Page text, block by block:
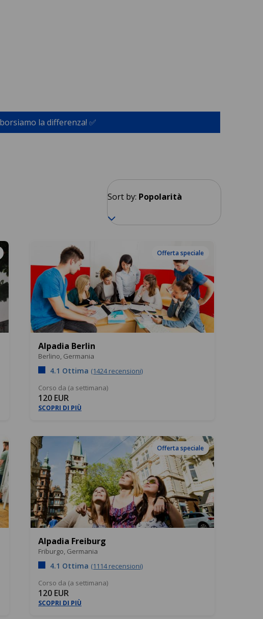
la differenza! ✅
Sort by: Popolarità
Offerta speciale
Alpadia Berlin
Berlino, Germania
4.1 Ottima (1424 recensioni)
Corso da (a settimana)
120 EUR
SCOPRI DI PIÙ
Offerta speciale
Alpadia Freiburg
Friburgo, Germania
4.1 Ottima (1114 recensioni)
Corso da (a settimana)
120 EUR
SCOPRI DI PIÙ